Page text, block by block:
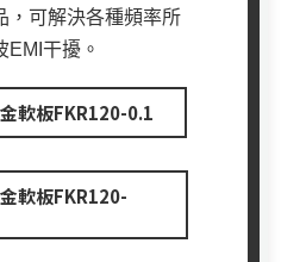
，可解決各種頻率所
EMI干擾。
軟板FKR120-0.1
軟板FKR120-